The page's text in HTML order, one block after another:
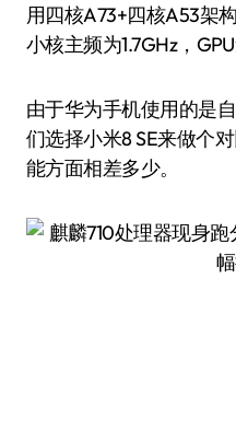
用四核A73+四核A53架
小核主频为1.7GHz，
由于华为手机使用的是
们选择小米8 SE来做个
能方面相差多少。